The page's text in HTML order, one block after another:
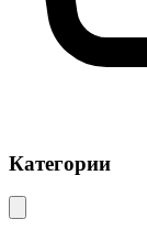
Категории